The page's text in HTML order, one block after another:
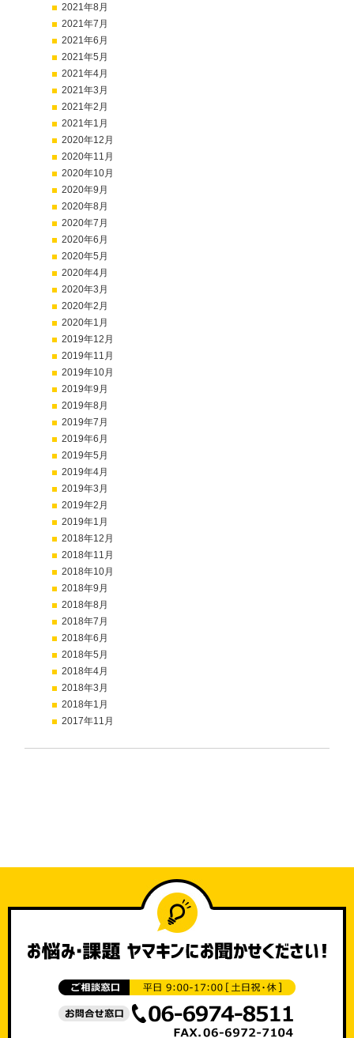
2021年8月
2021年7月
2021年6月
2021年5月
2021年4月
2021年3月
2021年2月
2021年1月
2020年12月
2020年11月
2020年10月
2020年9月
2020年8月
2020年7月
2020年6月
2020年5月
2020年4月
2020年3月
2020年2月
2020年1月
2019年12月
2019年11月
2019年10月
2019年9月
2019年8月
2019年7月
2019年6月
2019年5月
2019年4月
2019年3月
2019年2月
2019年1月
2018年12月
2018年11月
2018年10月
2018年9月
2018年8月
2018年7月
2018年6月
2018年5月
2018年4月
2018年3月
2018年1月
2017年11月